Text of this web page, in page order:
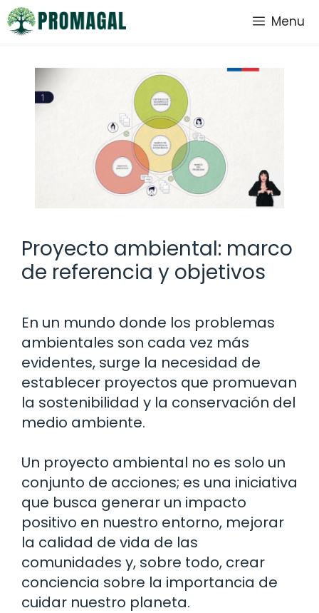
Saltar
al
Menu
Proyecto ambiental: marco
de referencia y objetivos
En un mundo donde los problemas
ambientales son cada vez más
evidentes, surge la necesidad de
establecer proyectos que promuevan
la sostenibilidad y la conservación del
medio ambiente.
Un proyecto ambiental no es solo un
conjunto de acciones; es una iniciativa
que busca generar un impacto
positivo en nuestro entorno, mejorar
la calidad de vida de las
comunidades y, sobre todo, crear
conciencia sobre la importancia de
cuidar nuestro planeta.